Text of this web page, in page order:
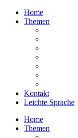
Home
Themen
Kontakt
Leichte Sprache
Home
Themen